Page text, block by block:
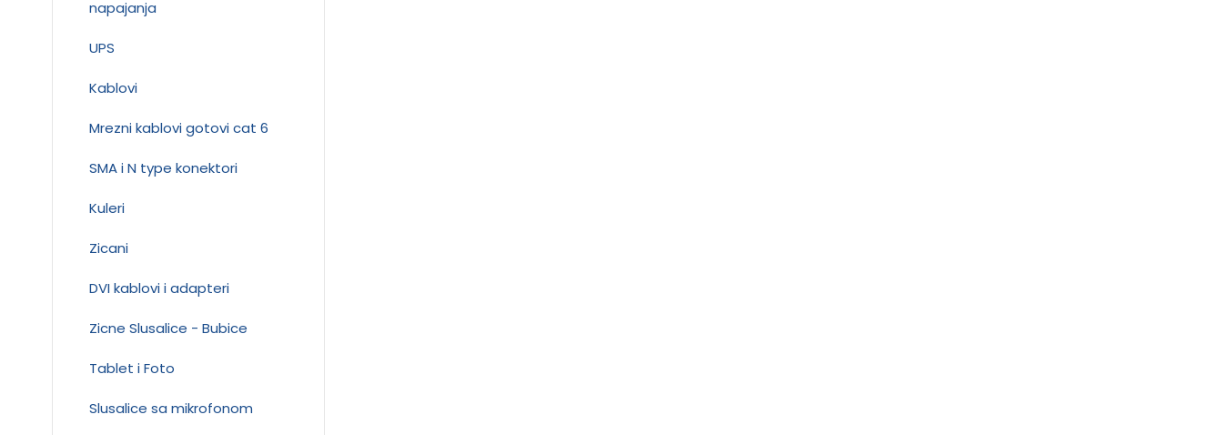
napajanja
UPS
Kablovi
Mrezni kablovi gotovi cat 6
SMA i N type konektori
Kuleri
Zicani
DVI kablovi i adapteri
Zicne Slusalice - Bubice
Tablet i Foto
Slusalice sa mikrofonom